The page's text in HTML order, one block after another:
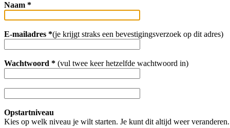
Naam *
E-mailadres *(je krijgt straks een bevestigingsverzoek op dit adres)
Wachtwoord * (vul twee keer hetzelfde wachtwoord in)
Opstartniveau
Kies op welk niveau je wilt starten. Je kunt dit altijd weer veranderen.